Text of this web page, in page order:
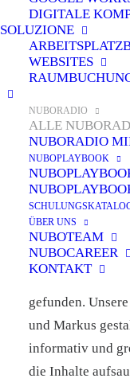
DIGITALE
SOLUZIONE
WEBSITES
NUBORADIO
ALLE
NUBORADIO
NUBOPLAYBOOK
ÜBER UNS
NUBOTEAM
NUBOCAREER
KONTAKT
by
Herzlich
gefunden.
und Markus
informativ und
die Inhalte